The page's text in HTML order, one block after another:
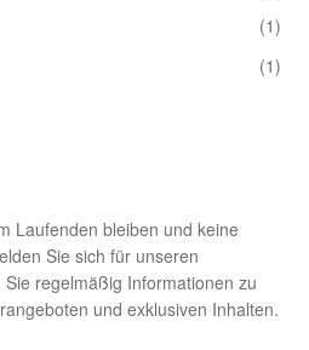
(1)
(1)
Laufenden bleiben und keine
Sie sich für unseren
regelmäßig Informationen zu
und exklusiven Inhalten.